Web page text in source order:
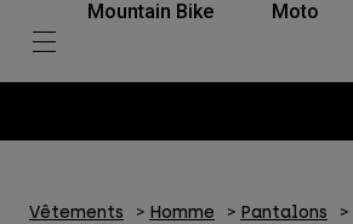
Mountain Bike Moto
Vêtements Homme Pantalons